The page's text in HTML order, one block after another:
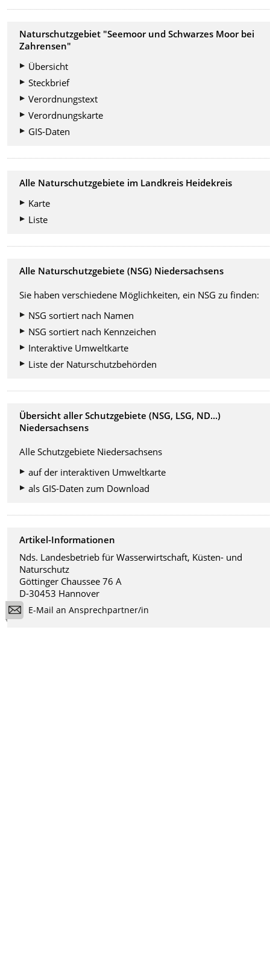
Naturschutzgebiet "Seemoor und Schwarzes Moor bei
Zahrensen"
Übersicht
Steckbrief
Verordnungstext
Verordnungskarte
GIS-Daten
Alle Naturschutzgebiete im Landkreis Heidekreis
Karte
Liste
Alle Naturschutzgebiete (NSG) Niedersachsens
Sie haben verschiedene Möglichkeiten, ein NSG zu finden:
NSG sortiert nach Namen
NSG sortiert nach Kennzeichen
Interaktive Umweltkarte
Liste der Naturschutzbehörden
Übersicht aller Schutzgebiete (NSG, LSG, ND...)
Niedersachsens
Alle Schutzgebiete Niedersachsens
auf der interaktiven Umweltkarte
als GIS-Daten zum Download
Artikel-Informationen
Nds. Landesbetrieb für Wasserwirtschaft, Küsten- und
Naturschutz
Göttinger Chaussee 76 A
D-30453 Hannover
E-Mail an Ansprechpartner/in